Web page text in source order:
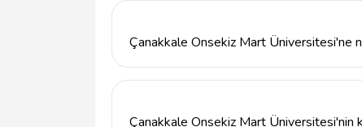
Çanakkale Onsekiz Mart Üniversitesi'ne
Çanakkale Onsekiz Mart Üniversitesi'nin